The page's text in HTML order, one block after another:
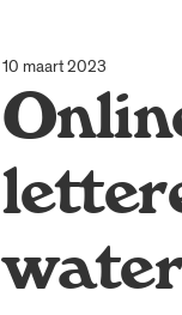
10 maart 2023